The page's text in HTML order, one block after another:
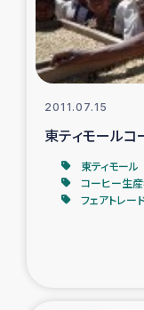
2011.07.15
東ティモールコ
東ティモール
コーヒー生
フェアトレー